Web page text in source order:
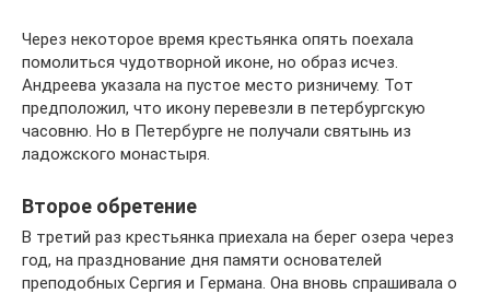
Через некоторое время крестьянка опять поехала
помолиться чудотворной иконе, но образ исчез.
Андреева указала на пустое место ризничему. Тот
предположил, что икону перевезли в петербургскую
часовню. Но в Петербурге не получали святынь из
ладожского монастыря.
Второе обретение
В третий раз крестьянка приехала на берег озера через
год, на празднование дня памяти основателей
преподобных Сергия и Германа. Она вновь спрашивала о